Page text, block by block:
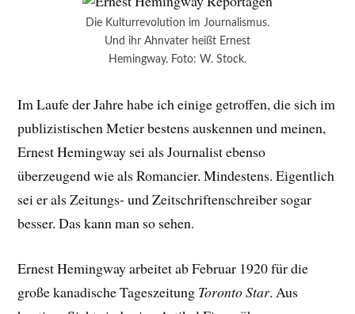
Die Kulturrevolution im Journalismus.
Und ihr Ahnvater heißt Ernest
Hemingway. Foto: W. Stock.
Im Laufe der Jahre habe ich einige getroffen, die sich im
publizistischen Metier bestens auskennen und meinen,
Ernest Hemingway sei als Journalist ebenso
überzeugend wie als Romancier. Mindestens. Eigentlich
sei er als Zeitungs- und Zeitschriftenschreiber sogar
besser. Das kann man so sehen.
Ernest Hemingway arbeitet ab Februar 1920 für die
große kanadische Tageszeitung Toronto Star. Aus